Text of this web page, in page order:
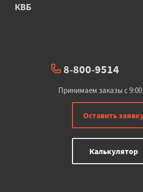
КВБ
8-800-9514
Принимаем заказы с 9:00
Оставить
Калькулятор